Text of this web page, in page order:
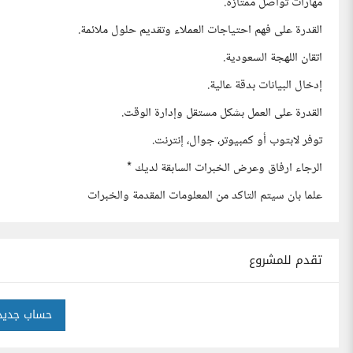
القدرة على فهم احتياجات العملاء وتقديم حلول ملائمة.
اتقان اللهجة السعودية.
إدخال البيانات بدقة عالية.
القدرة على العمل بشكل مستقل وإدارة الوقت.
توفر لابتوب أو كمبيوتر، جوال، إنترنت.
الرجاء ارفاق وعرض الخبرات السابقة لديك *
علما بان سيتم التاكد من المعلومات المقدمة والخبرات
تقدم للمشروع
حساب